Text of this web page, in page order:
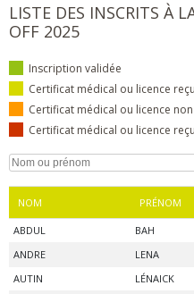
LISTE DES INSCRITS À
OFF 2025
Inscription validée
Certificat médical ou licence
Certificat médical ou licence
Certificat médical ou licence
NOM PRÉNOM
ABDUL BAH
ANDRE
LENA
AUTIN
LÉNAICK